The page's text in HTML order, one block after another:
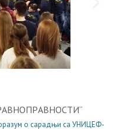
о сарадњи са УНИЦЕФ-